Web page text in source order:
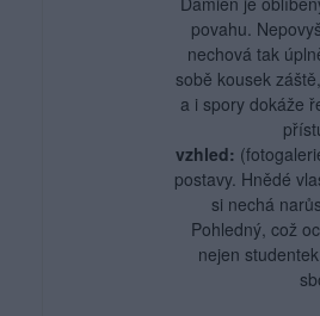
povahu.
nechová tak
sobě kousek
a i spory dokáže
vzhled:
postavy. Hnědé
si nechá
Pohledný, což
nejen